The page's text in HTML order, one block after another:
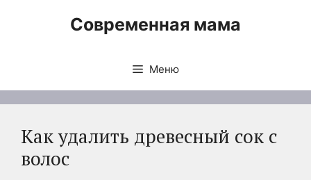
Современная мама
Меню
Как удалить древесный сок с
волос